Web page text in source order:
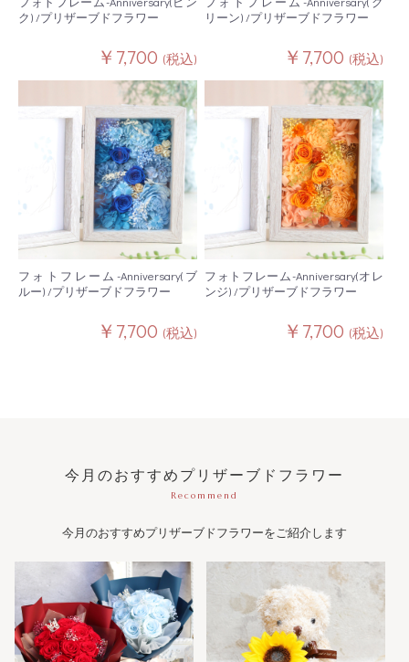
ク) /プリザーブドフラワー
￥7,700 (税込)
リーン) /プリザーブドフラワー
￥7,700 (税込)
フォトフレーム-Anniversary(ブ
ルー) /プリザーブドフラワー
￥7,700 (税込)
フォトフレーム-Anniversary(オレ
ンジ) /プリザーブドフラワー
￥7,700 (税込)
今月のおすすめプリザーブドフラワー
Recommend
今月のおすすめプリザーブドフラワーをご紹介します